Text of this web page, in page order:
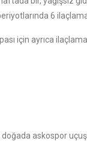
6 ilaçlama
için ayrıca
askospor